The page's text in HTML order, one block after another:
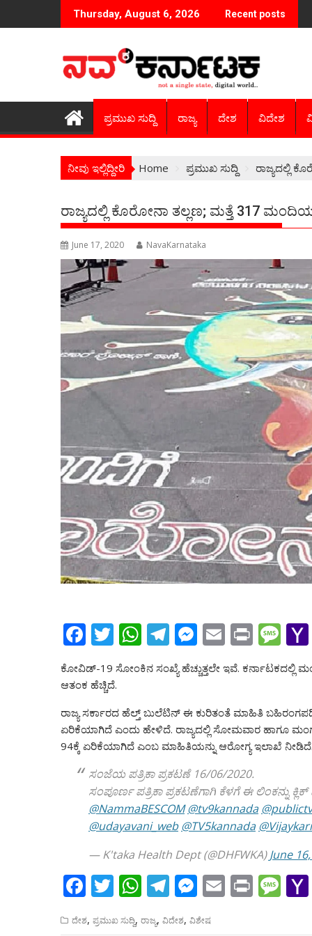
to
Thursday, August 6, 2026 Recent posts
ಪ್ರಮುಖ ಸುದ್ದಿ ರಾಜ್ಯ ದೇಶ ವಿದೇಶ
ನೀವು ಇಲ್ಲಿದ್ದೀರಿ Home ಪ್ರಮುಖ ಸುದ್ದಿ ರಾಜ್ಯದಲ್ಲಿ
ರಾಜ್ಯದಲ್ಲಿ ಕೊರೋನಾ ತಲ್ಲಣ; ಮತ್ತೆ 317
June 17, 2020 NavaKarnataka
F
e
b
o
o
k
T
w
itt
er
W
h
at
A
p
p
T
el
e
gr
a
m
M
e
ss
e
n
g
er
E
m
ai
l
Pr
in
t
M
e
ss
a
g
e
ಕೋವಿಡ್-19 ಸೋಂಕಿನ ಸಂಖ್ಯೆ ಹೆಚ್ಚುತ್ತಲೇ ಇವೆ. ಕರ್ನಾಟಕದಲ್ಲಿ
ಆತಂಕ ಹೆಚ್ಚಿದೆ.
ರಾಜ್ಯ ಸರ್ಕಾರದ ಹೆಲ್ತ್ ಬುಲೆಟಿನ್ ಈ ಕುರಿತಂತೆ ಮಾಹಿತಿ
ಏರಿಕೆಯಾಗಿದೆ ಎಂದು ಹೇಳಿದೆ. ರಾಜ್ಯದಲ್ಲಿ ಸೋಮವಾರ ಹಾಗೂ
94ಕ್ಕೆ ಏರಿಕೆಯಾಗಿದೆ ಎಂಬ ಮಾಹಿತಿಯನ್ನು ಆರೋಗ್ಯ ಇಲಾಖೆ ನೀಡಿದೆ.
ಸಂಜೆಯ ಪತ್ರಿಕಾ ಪ್ರಕಟಣೆ 16/06/2020.
ಸಂಪೂರ್ಣ ಪತ್ರಿಕಾ ಪ್ರಕಟಣೆಗಾಗಿ ಕೆಳಗೆ ಈ ಲಿಂಕನ್ನು
@NammaBESCOM @tv9kannada
@udayavani_web @TV5kannada
— K'taka Health Dept (@DHFWKA)June
F T W T M E Pr M
ದೇಶ, ಪ್ರಮುಖ ಸುದ್ದಿ, ರಾಜ್ಯ, ವಿದೇಶ, ವಿಶೇಷ